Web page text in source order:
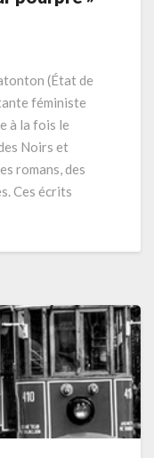
(État de
féministe
à la fois le
Noirs et
romans, des
Ces écrits